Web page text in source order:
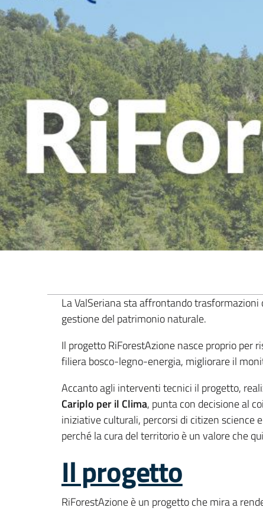
La ValSeriana sta affrontando
gestione del patrimonio naturale.
Il progetto RiForestAzione nasce proprio per
filiera bosco-legno-energia, migliorare il
Accanto agli interventi tecnici il progetto,
Cariplo per il Clima, punta con decisione al
iniziative culturali, percorsi di citizen science
perché la cura del territorio è un valore che
Il progetto
RiForestAzione è un progetto che mira a